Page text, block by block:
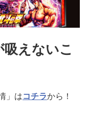
えないこ
」はコチラから！